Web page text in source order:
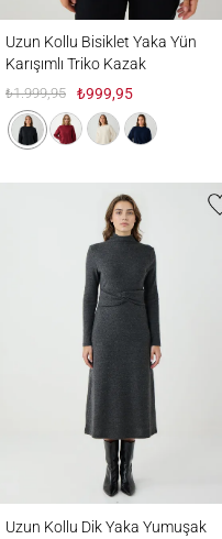
Uzun Kollu Bisiklet Yaka Yün
Karışımlı Triko Kazak
₺1.999,95 ₺999,95
Uzun Kollu Dik Yaka Yumuşak